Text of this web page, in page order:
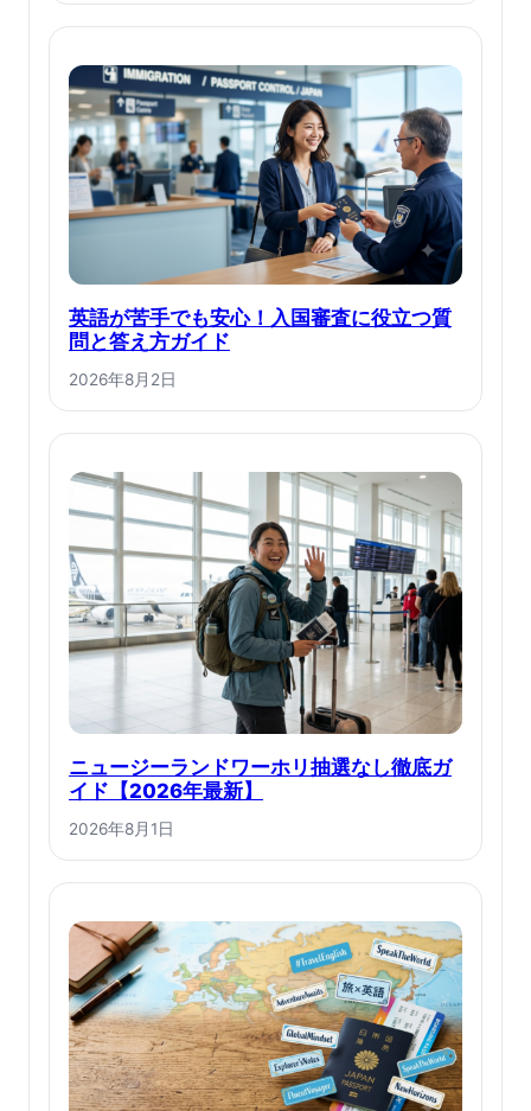
英語が苦手でも安心！入国審査に役立つ質
問と答え方ガイド
2026年8月2日
ニュージーランドワーホリ抽選なし徹底ガ
イド【2026年最新】
2026年8月1日